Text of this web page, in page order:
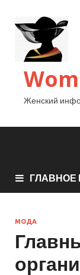
Женский
МОДА